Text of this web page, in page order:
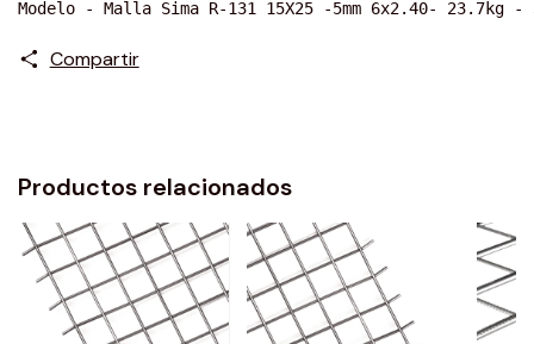
Modelo - Malla Sima R-131 15X25 -5mm 6x2.40- 23.7kg -
Compartir
Productos relacionados